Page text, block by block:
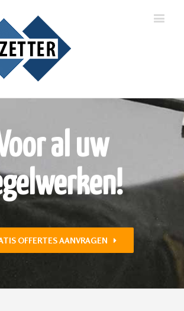
al uw
OFFERTES AANVRAGEN